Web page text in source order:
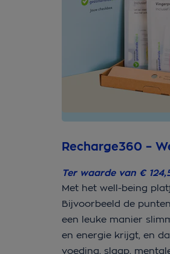
Recharge360 –
Ter waarde van €
Met het well-being
Bijvoorbeeld de
een leuke manier
en energie krijgt, en
voeding, slaap,